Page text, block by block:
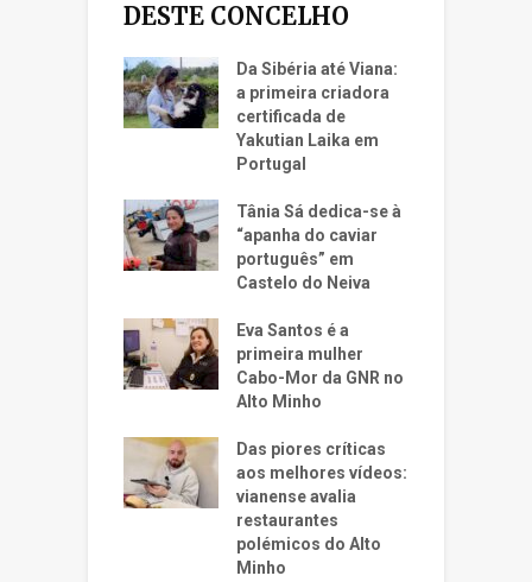
DESTE CONCELHO
Da Sibéria até Viana:
a primeira criadora
certificada de
Yakutian Laika em
Portugal
Tânia Sá dedica-se à
“apanha do caviar
português” em
Castelo do Neiva
Eva Santos é a
primeira mulher
Cabo-Mor da GNR no
Alto Minho
Das piores críticas
aos melhores vídeos:
vianense avalia
restaurantes
polémicos do Alto
Minho